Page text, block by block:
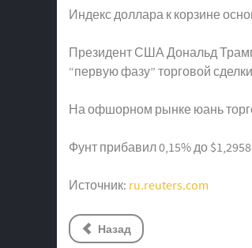
Индекс доллара к корзине
Президент США Дональд Трамп
“первую фазу” торговой
На офшорном рынке юань
Фунт прибавил 0,15% до
Источник: ru.reuters.com
Назад